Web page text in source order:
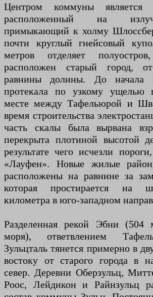
Центром коммуны является
расположенный на
примыкающий к холму
почти круглый гнейсовый
метров отделяет
расположен старый город,
равнины долины. До начала
протекала по узкому ущелью
месте между Тафельюрой и
время строительства
часть скалы была вырвана
перекрыта плотиной высотой
результате чего исчезли
«Лауфен». Новые жилые
расположены на равнине за
которая простирается на
километра в юго-западном
Разделенная рекой Эбни (504
моря), ответвлением
Зульцталь тянется примерно в
востоку от старого города в
север. Деревни Оберзульц,
Роос, Лейдикон и Райнзульц